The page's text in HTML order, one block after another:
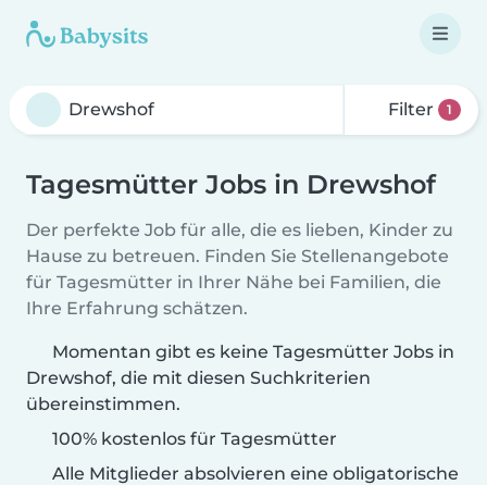
Filter 1
Tagesmütter Jobs in Drewshof
Der perfekte Job für alle, die es lieben, Kinder zu
Hause zu betreuen. Finden Sie Stellenangebote
für Tagesmütter in Ihrer Nähe bei Familien, die
Ihre Erfahrung schätzen.
Momentan gibt es keine Tagesmütter Jobs in
Drewshof, die mit diesen Suchkriterien
übereinstimmen.
100% kostenlos für Tagesmütter
Alle Mitglieder absolvieren eine obligatorische